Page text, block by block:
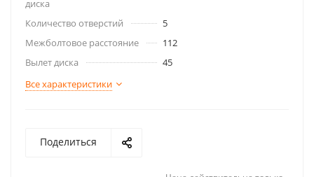
диска
Количество отверстий
5
Межболтовое расстояние
112
Вылет диска
45
Все характеристики
Поделиться